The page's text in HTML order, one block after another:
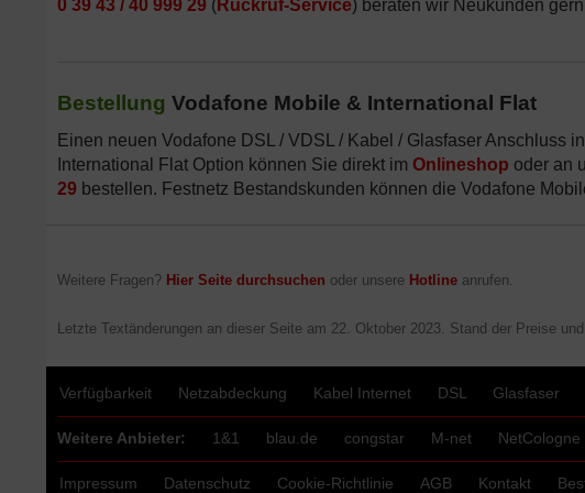
0 39 43 / 40 999 29 (Rückruf-Service) beraten wir Neukunden
Bestellung Vodafone Mobile & International Flat
Einen neuen Vodafone DSL / VDSL / Kabel / Glasfaser Anschluss
International Flat Option können Sie direkt im Onlineshop oder an
29 bestellen. Festnetz Bestandskunden können die Vodafone
Weitere Fragen? Hier Seite durchsuchen oder unsere Hotline anrufen.
Letzte Textänderungen an dieser Seite am 22. Oktober 2023. Stand der Preise
Verfügbarkeit Netzabdeckung Kabel Internet DSL Glasfaser
Weitere Anbieter: 1&1 blau.de congstar M-net NetCologne
Impressum Datenschutz Cookie-Richtlinie AGB Kontakt